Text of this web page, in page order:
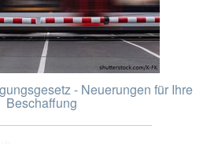
- Neuerungen für Ihre
Beschaffung